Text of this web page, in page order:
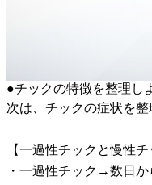
●チックの特徴を整理し
次は、チックの症状を整
【一過性チックと慢性チ
・一過性チック→数日